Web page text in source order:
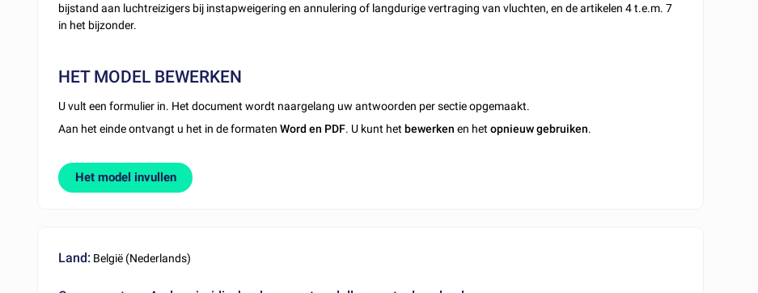
bijstand aan luchtreizigers bij instapweigering en annulering of langdurige vertraging van vluchten, en de artikelen 4 t.e.m. 7
in het bijzonder.
HET MODEL BEWERKEN
U vult een formulier in. Het document wordt naargelang uw antwoorden per sectie opgemaakt.
Aan het einde ontvangt u het in de formatenWord en PDF. U kunt het bewerken en hetopnieuw gebruiken.
Het model invullen
Land: België (Nederlands)